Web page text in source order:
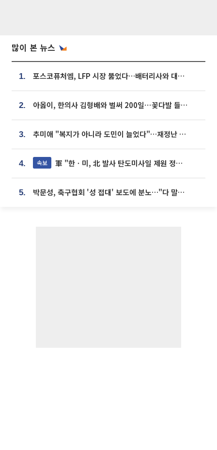
많이 본 뉴스
1. 포스코퓨처엠, LFP 시장 뚫었다…배터리사와 대규모 장기 공급 합의
2. 아옳이, 한의사 김형배와 벌써 200일⋯꽃다발 들고 "프러포즈 아냐"
3. 추미애 "복지가 아니라 도민이 늘었다"…재정난 책임론 정면돌파
4. 속보 軍 "한ㆍ미, 北 발사 탄도미사일 제원 정밀분석 중"
5. 박문성, 축구협회 '성 접대' 보도에 분노…"다 말아먹으려고 작정했나"